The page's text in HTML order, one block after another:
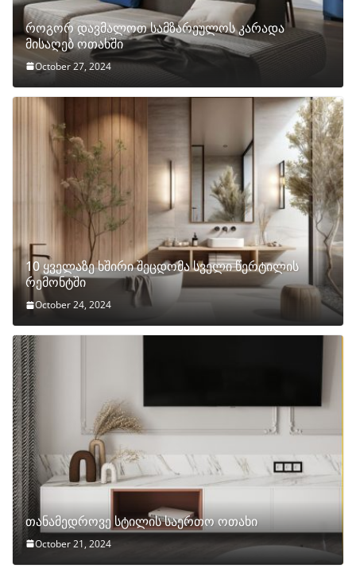
როგორ დავმალოთ სამზარეულოს კარადა
მისაღებ ოთახში
October 27, 2024
10 ყველაზე ხშირი შეცდომა სველი წერტილის
რემონტში
October 24, 2024
თანამედროვე სტილის საერთო ოთახი
October 21, 2024